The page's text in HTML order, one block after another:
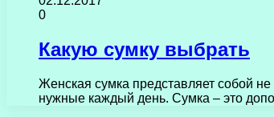
0
Какую сумку выбрать
Женская сумка представляет собой
нужные каждый день. Сумка – это